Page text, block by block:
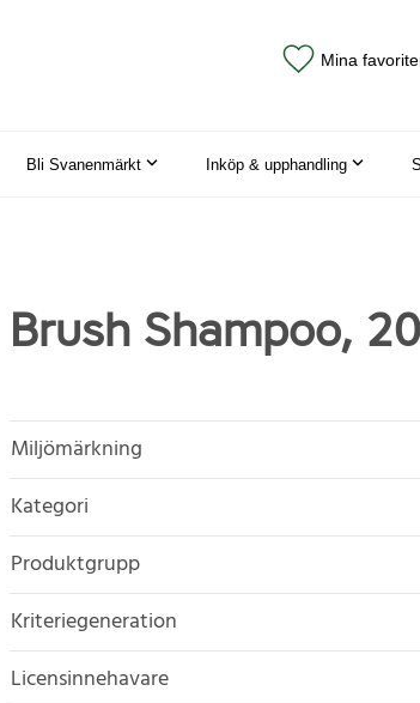
Mina
Bli Svanenmärkt Inköp & upphandling
Brush Shampoo,
Miljömärkning
Kategori
Produktgrupp
Kriteriegeneration
Licensinnehavare